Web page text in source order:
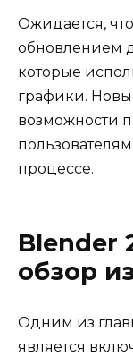
Ожидается,
обновлением
которые
графики.
возможности
процессе.
Blender
обзор
Одним из
является